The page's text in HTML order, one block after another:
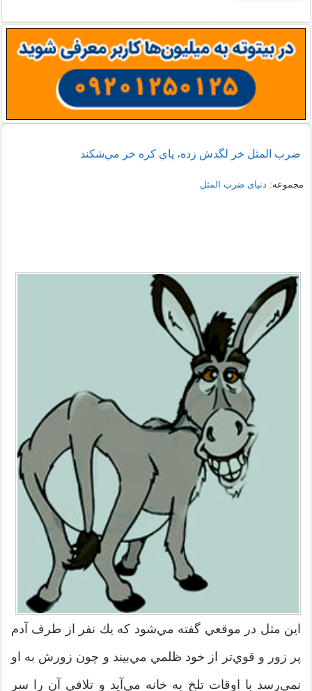
ضرب المثل خر لگدش زده، پاي كره خر مي‌شكند
مجموعه: دنیای ضرب المثل
اين مثل در موقعي گفته مي‌شود كه يك نفر از طرف آدم
پر زور و قوي‌تر از خود ظلمي مي‌بيند و چون زورش به او
نمي‌رسد با اوقات تلخ به خانه مي‌آيد و تلافي آن را سر